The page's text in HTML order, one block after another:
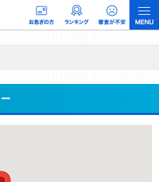
部の調査／ユーザーへの口コミ収集な
っています。